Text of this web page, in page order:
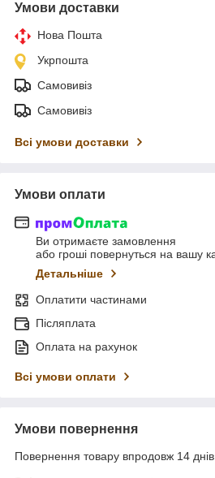
Умови доставки
Нова Пошта
Укрпошта
Самовивіз
Самовивіз
Всі умови доставки
Умови оплати
Ви отримаєте замовлення
або гроші повернуться на вашу
Детальніше
Оплатити частинами
Післяплата
Оплата на рахунок
Всі умови оплати
Умови повернення
Повернення товару впродовж 14